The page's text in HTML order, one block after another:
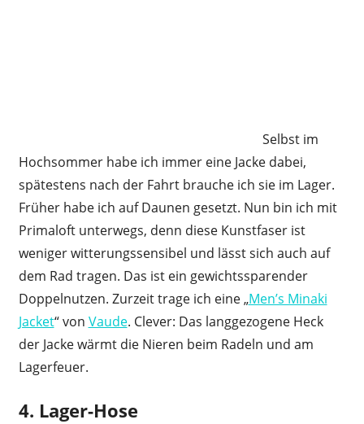
Selbst im
Hochsommer habe ich immer eine Jacke dabei,
spätestens nach der Fahrt brauche ich sie im Lager.
Früher habe ich auf Daunen gesetzt. Nun bin ich mit
Primaloft unterwegs, denn diese Kunstfaser ist
weniger witterungssensibel und lässt sich auch auf
dem Rad tragen. Das ist ein gewichtssparender
Doppelnutzen. Zurzeit trage ich eine „Men’s Minaki
Jacket“ von Vaude. Clever: Das langgezogene Heck
der Jacke wärmt die Nieren beim Radeln und am
Lagerfeuer.
4. Lager-Hose